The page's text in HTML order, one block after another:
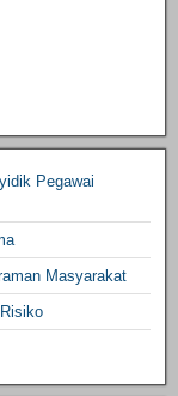
Pegawai
Masyarakat